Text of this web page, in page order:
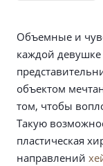
Объемные и
каждой
объектом
том, чтобы
Такую
пластическая
направлений